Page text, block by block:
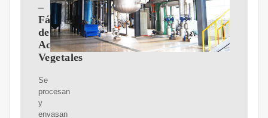
–
Fábrica
de
Aceites
Vegetales
Se
procesan
y
envasan